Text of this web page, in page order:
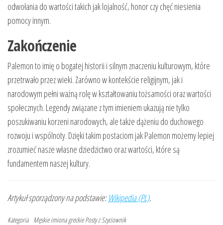
odwołania do wartości takich jak lojalność, honor czy chęć niesienia
pomocy innym.
Zakończenie
Palemon to imię o bogatej historii i silnym znaczeniu kulturowym, które
przetrwało przez wieki. Zarówno w kontekście religijnym, jak i
narodowym pełni ważną rolę w kształtowaniu tożsamości oraz wartości
społecznych. Legendy związane z tym imieniem ukazują nie tylko
poszukiwaniu korzeni narodowych, ale także dążeniu do duchowego
rozwoju i wspólnoty. Dzięki takim postaciom jak Palemon możemy lepiej
zrozumieć nasze własne dziedzictwo oraz wartości, które są
fundamentem naszej kultury.
Artykuł sporządzony na podstawie:Wikipedia (PL).
Kategoria Męskie imiona greckie Posty z Szyciownik